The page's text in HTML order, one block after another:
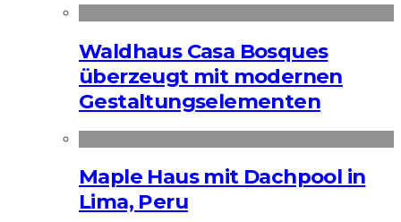
Waldhaus Casa Bosques
überzeugt mit modernen
Gestaltungselementen
Maple Haus mit Dachpool in
Lima, Peru